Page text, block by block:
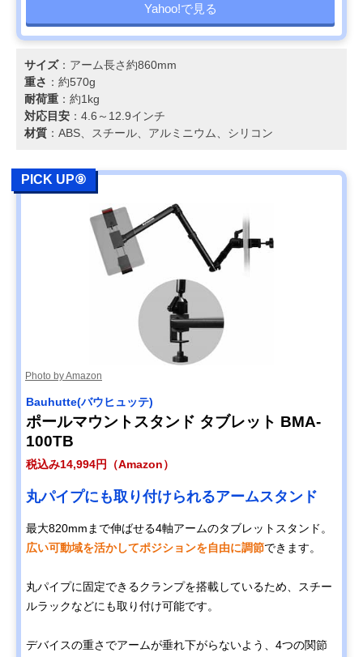
Yahoo!で見る
サイズ：アーム長さ約860mm
重さ ：約570g
耐荷重 ：約1kg
対応目安 ：4.6～12.9インチ
材質 ：ABS、スチール、アルミニウム、シリコン
PICK UP⑨
Photo by Amazon
Bauhutte(バウヒュッテ)
ポールマウントスタンド タブレット BMA-
100TB
税込み14,994円（Amazon）
丸パイプにも取り付けられるアームスタンド
最大820mmまで伸ばせる4軸アームのタブレットスタンド。
広い可動域を活かしてポジションを自由に調節できます。
丸パイプに固定できるクランプを搭載しているため、スチー
ルラックなどにも取り付け可能です。
デバイスの重さでアームが垂れ下がらないよう、4つの関節